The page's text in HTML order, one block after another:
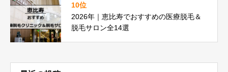
10位
2026年｜恵比寿でおすすめの医療脱毛＆
脱毛サロン全14選